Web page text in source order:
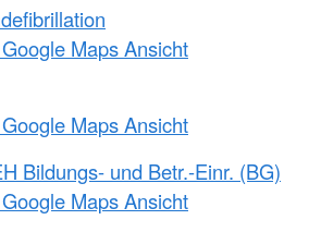
Maps Ansicht
Maps Ansicht
Bildungs- und Betr.-Einr. (BG)
Maps Ansicht